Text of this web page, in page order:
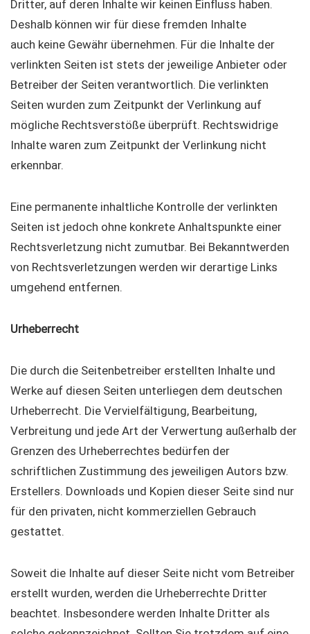
Dritter, auf deren Inhalte wir keinen Einfluss haben.
Deshalb können wir für diese fremden Inhalte
auch keine Gewähr übernehmen. Für die Inhalte der
verlinkten Seiten ist stets der jeweilige Anbieter oder
Betreiber der Seiten verantwortlich. Die verlinkten
Seiten wurden zum Zeitpunkt der Verlinkung auf
mögliche Rechtsverstöße überprüft. Rechtswidrige
Inhalte waren zum Zeitpunkt der Verlinkung nicht
erkennbar.
Eine permanente inhaltliche Kontrolle der verlinkten
Seiten ist jedoch ohne konkrete Anhaltspunkte einer
Rechtsverletzung nicht zumutbar. Bei Bekanntwerden
von Rechtsverletzungen werden wir derartige Links
umgehend entfernen.
Urheberrecht
Die durch die Seitenbetreiber erstellten Inhalte und
Werke auf diesen Seiten unterliegen dem deutschen
Urheberrecht. Die Vervielfältigung, Bearbeitung,
Verbreitung und jede Art der Verwertung außerhalb der
Grenzen des Urheberrechtes bedürfen der
schriftlichen Zustimmung des jeweiligen Autors bzw.
Erstellers. Downloads und Kopien dieser Seite sind nur
für den privaten, nicht kommerziellen Gebrauch
gestattet.
Soweit die Inhalte auf dieser Seite nicht vom Betreiber
erstellt wurden, werden die Urheberrechte Dritter
beachtet. Insbesondere werden Inhalte Dritter als